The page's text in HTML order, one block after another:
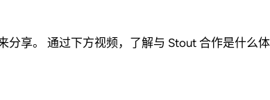
享。 通过下方视频，了解与 Stout 合作是什么体